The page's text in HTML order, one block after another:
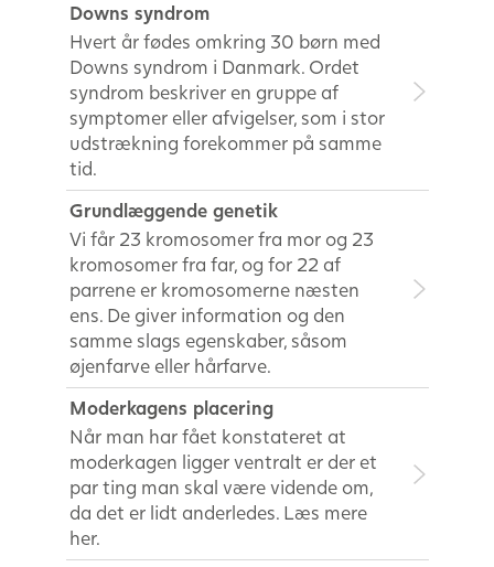
Downs syndrom
Hvert år fødes omkring 30 børn med
Downs syndrom i Danmark. Ordet
syndrom beskriver en gruppe af
symptomer eller afvigelser, som i stor
udstrækning forekommer på samme
tid.
Grundlæggende genetik
Vi får 23 kromosomer fra mor og 23
kromosomer fra far, og for 22 af
parrene er kromosomerne næsten
ens. De giver information og den
samme slags egenskaber, såsom
øjenfarve eller hårfarve.
Moderkagens placering
Når man har fået konstateret at
moderkagen ligger ventralt er der et
par ting man skal være vidende om,
da det er lidt anderledes. Læs mere
her.